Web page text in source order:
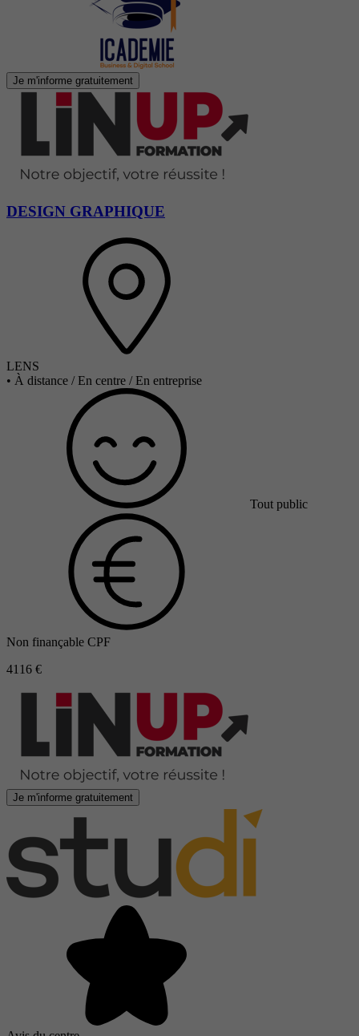
Je m'informe gratuitement
DESIGN GRAPHIQUE
LENS
• À distance / En centre / En entreprise
Tout public
Non finançable CPF
4116 €
Je m'informe gratuitement